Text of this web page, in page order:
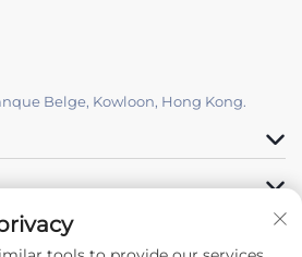
Belge, Kowloon, Hong Kong.